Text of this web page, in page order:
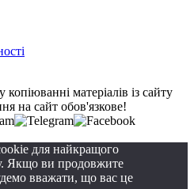
матеріалів із сайту
на сайт обов'язкове!
для найкращого
Якщо ви продовжите
вважати, що вас це